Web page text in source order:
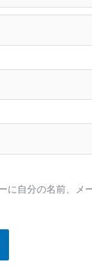
に自分の名前、メ